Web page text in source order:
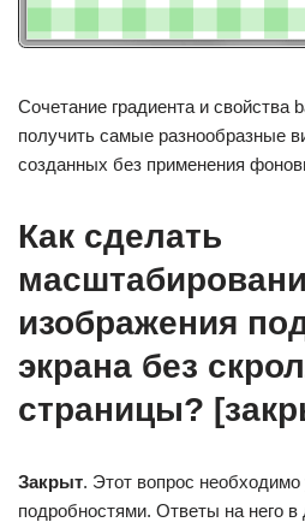
Сочетание градиента и свойства
получить самые разнообразные
созданных без применения
Как сделать
изображения
экрана без
страницы?
Закрыт. Этот вопрос
подробностями. Ответы на него